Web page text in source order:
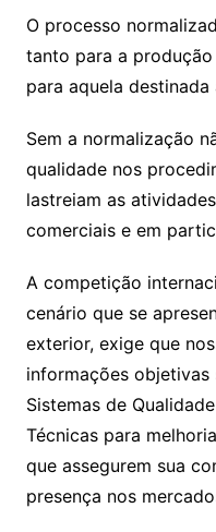
O processo
tanto para a
para aquela
Sem a normalização
qualidade nos
lastreiam as
comerciais e em
A competição
cenário que se
exterior, exige que
informações
Sistemas de
Técnicas para
que assegurem sua
presença nos